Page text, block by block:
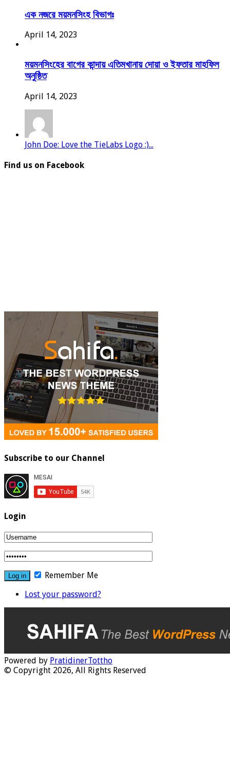
এক নজরে ময়মনসিংহ বিভাগঃ
April 14, 2023
ময়মনসিংহের বাগের কান্দায় এতিমখানায় দোয়া ও ইফতার মাহফিল
অনুষ্ঠিত
April 14, 2023
John Doe: Love the TieLabs Logo :)...
Find us on Facebook
Subscribe to our Channel
Login
Remember Me
Lost your password?
Powered by PratidinerTottho
© Copyright 2026, All Rights Reserved